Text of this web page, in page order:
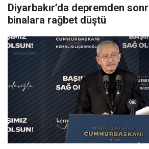
Diyarbakır’da depremden
binalara rağbet düştü